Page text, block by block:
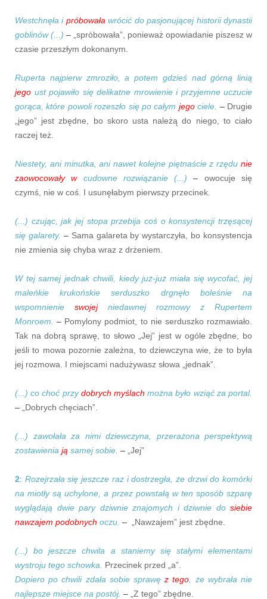
Westchnęła i próbowała wrócić do pasjonującej historii dynastii
goblinów (...) – „spróbowała”, ponieważ opowiadanie piszesz w
czasie przeszłym dokonanym.
Ruperta najpierw zmroziło, a potem gdzieś nad górną linią
jego ust pojawiło się delikatne mrowienie i przyjemne uczucie
gorąca, które powoli rozeszło się po całym jegociele. – Drugie
„jego” jest zbędne, bo skoro usta należą do niego, to ciało
raczej też.
Niestety, ani minutka, ani nawet kolejne piętnaście z rzędu nie
zaowocowały wcudowne rozwiązanie (...) – owocuje się
czymś, nie w coś. I usunęłabym pierwszy przecinek.
(...) czując, jak jej stopa przebija coś o konsystencji trzęsącej
się galarety. –Sama galareta by wystarczyła, bo konsystencja
nie zmienia się chyba wraz z drżeniem.
W tej samej jednak chwili, kiedy już-już miała się wycofać, jej
maleńkie krukońskie serduszko drgnęło boleśnie na
wspomnienie swojejniedawnej rozmowy z Rupertem
Monroem.
– Pomylony podmiot, to nie serduszko rozmawiało.
Tak na dobrą sprawę, to słowo „Jej” jest w ogóle zbędne, bo
jeśli to mowa pozornie zależna, to dziewczyna wie, że to była
jej rozmowa. I miejscami nadużywasz słowa „jednak”.
(...) co choć przydobrych myślach można było wziąć za portal.
–
„Dobrych chęciach”.
(...) zawołała za nimi dziewczyna, przerażona perspektywą
zostawienia ją samej sobie. – „Jej”
2: Rozejrzała się jeszcze raz i dostrzegła, że drzwi do komórki
na miotły są uchylone, a przez powstałą w ten sposób szparę
wyglądają dwie pary dziwnie znajomych i dziwnie do siebie
nawzajem podobnych oczu. – „Nawzajem” jest zbędne.
(...) bo jeszcze chwila a staniemy się stałymi elementami
wystroju tego schowka. Przecinek przed „a”.
Dopiero po chwili zdała sobie sprawęz tego , że wybrała nie
najlepsze miejsce na postój. – „Z tego” zbędne.